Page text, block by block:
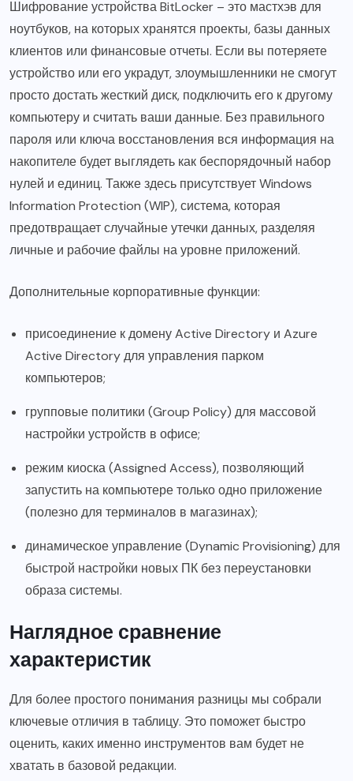
Шифрование устройства BitLocker – это мастхэв для
ноутбуков, на которых хранятся проекты, базы данных
клиентов или финансовые отчеты. Если вы потеряете
устройство или его украдут, злоумышленники не смогут
просто достать жесткий диск, подключить его к другому
компьютеру и считать ваши данные. Без правильного
пароля или ключа восстановления вся информация на
накопителе будет выглядеть как беспорядочный набор
нулей и единиц. Также здесь присутствует Windows
Information Protection (WIP), система, которая
предотвращает случайные утечки данных, разделяя
личные и рабочие файлы на уровне приложений.
Дополнительные корпоративные функции:
присоединение к домену Active Directory и Azure
Active Directory для управления парком
компьютеров;
групповые политики (Group Policy) для массовой
настройки устройств в офисе;
режим киоска (Assigned Access), позволяющий
запустить на компьютере только одно приложение
(полезно для терминалов в магазинах);
динамическое управление (Dynamic Provisioning) для
быстрой настройки новых ПК без переустановки
образа системы.
Наглядное сравнение
характеристик
Для более простого понимания разницы мы собрали
ключевые отличия в таблицу. Это поможет быстро
оценить, каких именно инструментов вам будет не
хватать в базовой редакции.